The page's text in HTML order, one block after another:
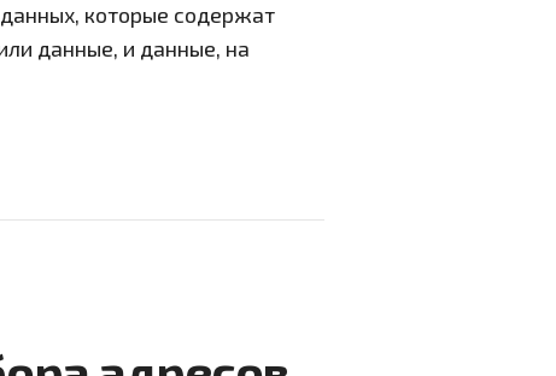
данных, которые содержат
данные, и данные, на